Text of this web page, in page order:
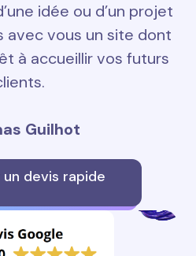
idée ou d’un projet
avec vous un site dont
à accueillir vos futurs
Guilhot
devis rapide